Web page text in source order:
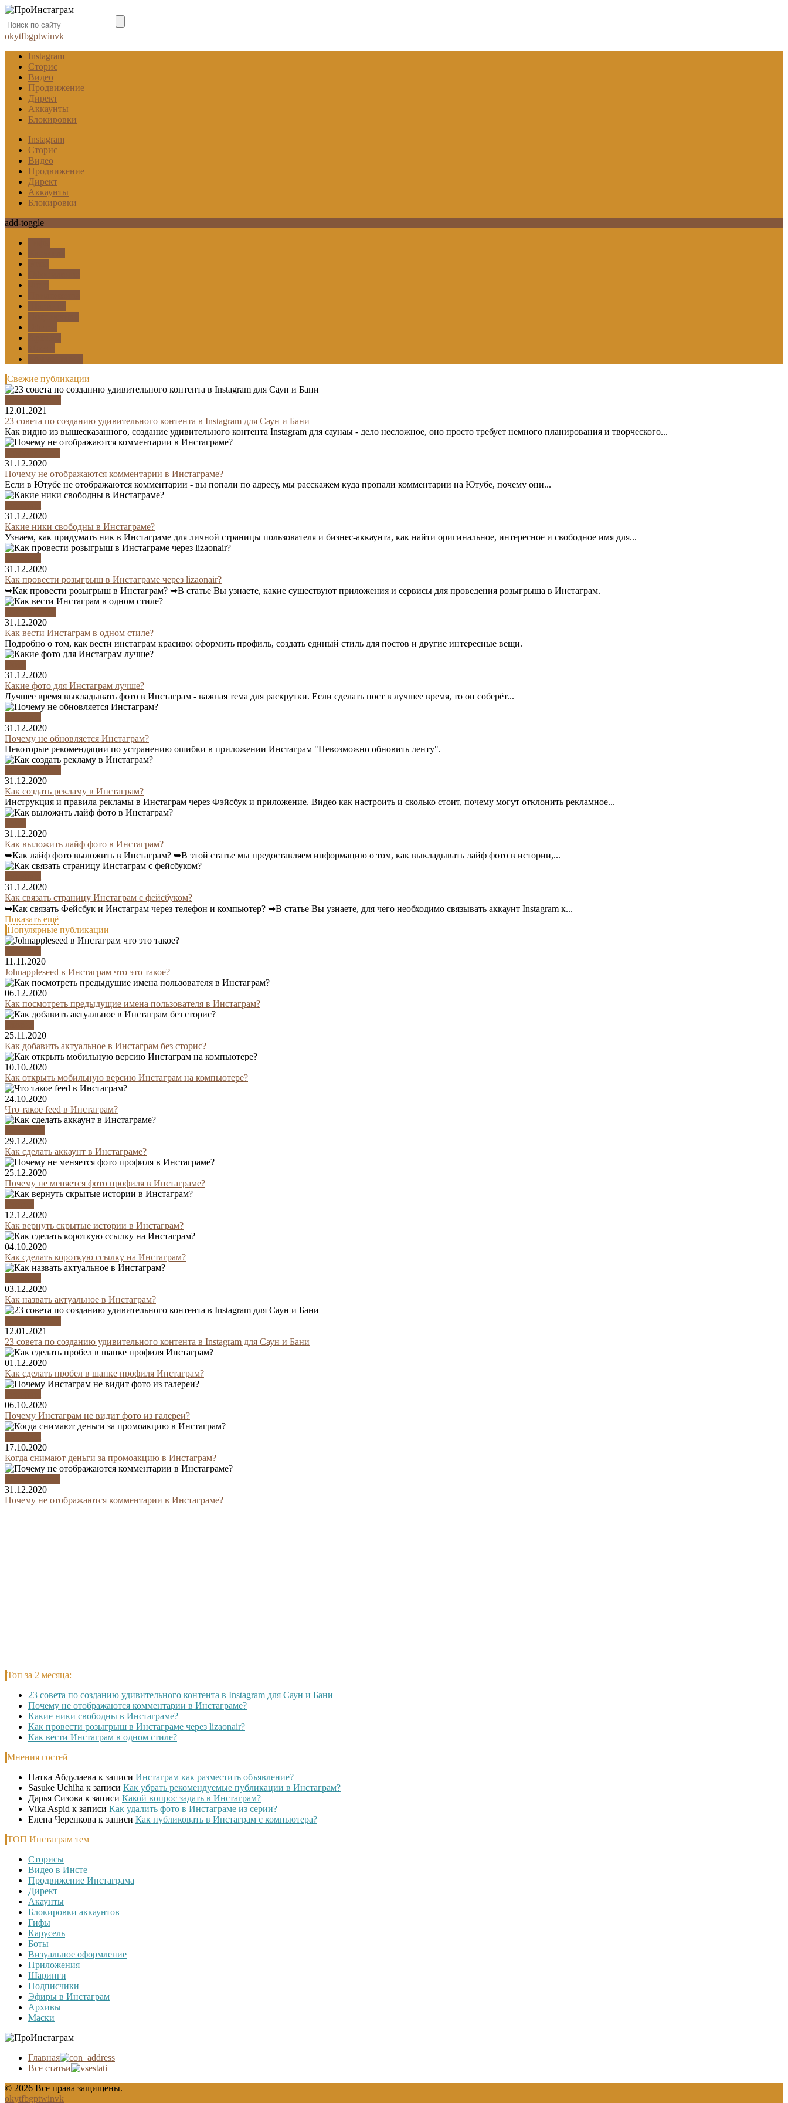
okytfbgptwinvk
Instagram
Сторис
Видео
Продвижение
Директ
Аккаунты
Блокировки
Instagram
Сторис
Видео
Продвижение
Директ
Аккаунты
Блокировки
add-toggle
Свежие публикации
12.01.2021
23 совета по созданию удивительного контента в Instagram для Саун и Бани
Как видно из вышесказанного, создание удивительного контента Instagram для саунаы - дело несложное, оно просто требует немного планирования и творческого...
31.12.2020
Почему не отображаются комментарии в Инстаграме?
Если в Ютубе не отображаются комментарии - вы попали по адресу, мы расскажем куда пропали комментарии на Ютубе, почему они...
31.12.2020
Какие ники свободны в Инстаграме?
Узнаем, как придумать ник в Инстаграме для личной страницы пользователя и бизнес-аккаунта, как найти оригинальное, интересное и свободное имя для...
31.12.2020
Как провести розыгрыш в Инстаграме через lizaonair?
➥Как провести розыгрыш в Инстаграм? ➥В статье Вы узнаете, какие существуют приложения и сервисы для проведения розыгрыша в Инстаграм.
31.12.2020
Как вести Инстаграм в одном стиле?
Подробно о том, как вести инстаграм красиво: оформить профиль, создать единый стиль для постов и другие интересные вещи.
31.12.2020
Какие фото для Инстаграм лучше?
Лучшее время выкладывать фото в Инстаграм - важная тема для раскрутки. Если сделать пост в лучшее время, то он соберёт...
31.12.2020
Почему не обновляется Инстаграм?
Некоторые рекомендации по устранению ошибки в приложении Инстаграм "Невозможно обновить ленту".
31.12.2020
Как создать рекламу в Инстаграм?
Инструкция и правила рекламы в Инстаграм через Фэйсбук и приложение. Видео как настроить и сколько стоит, почему могут отклонить рекламное...
31.12.2020
Как выложить лайф фото в Инстаграм?
➥Как лайф фото выложить в Инстаграм? ➥В этой статье мы предоставляем информацию о том, как выкладывать лайф фото в истории,...
31.12.2020
Как связать страницу Инстаграм с фейсбуком?
➥Как связать Фейсбук и Инстаграм через телефон и компьютер? ➥В статье Вы узнаете, для чего необходимо связывать аккаунт Instagram к...
Показать ещё
Популярные публикации
11.11.2020
Johnappleseed в Инстаграм что это такое?
06.12.2020
Как посмотреть предыдущие имена пользователя в Инстаграм?
25.11.2020
Как добавить актуальное в Инстаграм без сторис?
10.10.2020
Как открыть мобильную версию Инстаграм на компьютере?
24.10.2020
Что такое feed в Инстаграм?
29.12.2020
Как сделать аккаунт в Инстаграме?
25.12.2020
Почему не меняется фото профиля в Инстаграме?
12.12.2020
Как вернуть скрытые истории в Инстаграм?
04.10.2020
Как сделать короткую ссылку на Инстаграм?
03.12.2020
Как назвать актуальное в Инстаграм?
12.01.2021
23 совета по созданию удивительного контента в Instagram для Саун и Бани
01.12.2020
Как сделать пробел в шапке профиля Инстаграм?
06.10.2020
Почему Инстаграм не видит фото из галереи?
17.10.2020
Когда снимают деньги за промоакцию в Инстаграм?
31.12.2020
Почему не отображаются комментарии в Инстаграме?
Топ за 2 месяца:
23 совета по созданию удивительного контента в Instagram для Саун и Бани
Почему не отображаются комментарии в Инстаграме?
Какие ники свободны в Инстаграме?
Как провести розыгрыш в Инстаграме через lizaonair?
Как вести Инстаграм в одном стиле?
Мнения гостей
Натка Абдулаева к записи Инстаграм как разместить объявление?
Sasuke Uchiha к записи Как убрать рекомендуемые публикации в Инстаграм?
Дарья Сизова к записи Какой вопрос задать в Инстаграм?
Vika Aspid к записи Как удалить фото в Инстаграме из серии?
Елена Черенкова к записи Как публиковать в Инстаграм с компьютера?
ТОП Инстаграм тем
Сторисы
Видео в Инсте
Продвижение Инстаграма
Директ
Акаунты
Блокировки аккаунтов
Гифы
Карусель
Боты
Визуальное оформление
Приложения
Шаринги
Подписчики
Эфиры в Инстаграм
Архивы
Маски
Главная
Все статьи
© 2026 Все права защищены.
okytfbgptwinvk